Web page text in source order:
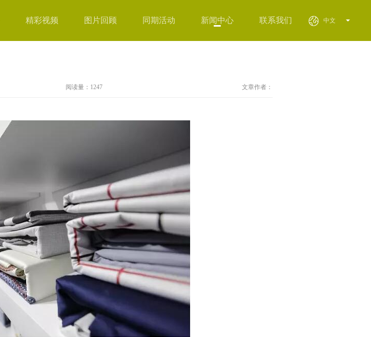
精彩视频 图片回顾 同期活动 新闻中心 联系我们 中文
阅读量： 1247 文章作者：